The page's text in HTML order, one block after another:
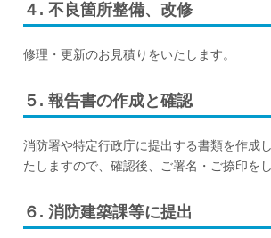
４. 不良箇所整備、改修
修理・更新のお見積りをいたします。
５. 報告書の作成と確認
消防署や特定行政庁に提出する書類を作成
たしますので、確認後、ご署名・ご捺印をし
６. 消防建築課等に提出